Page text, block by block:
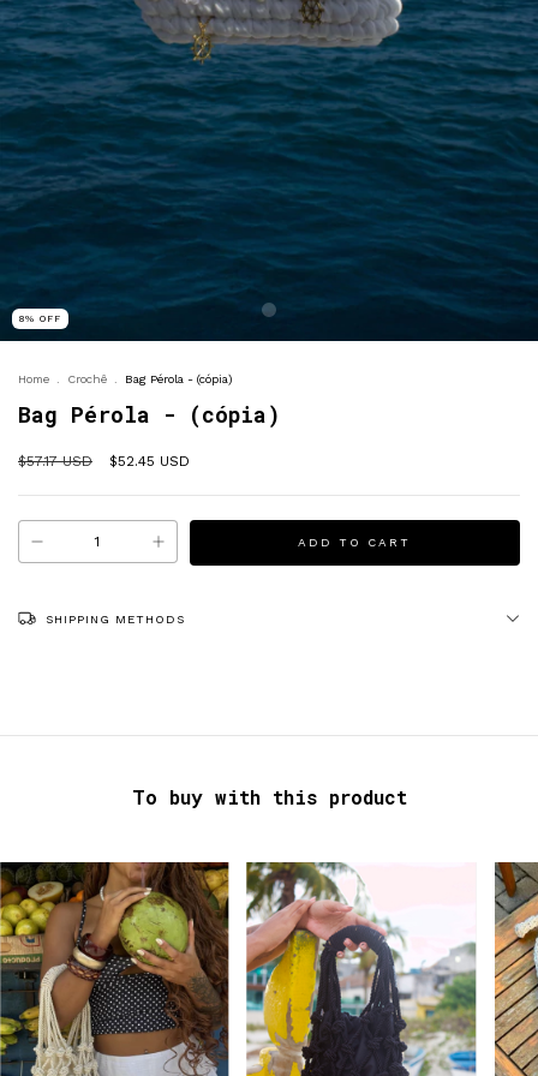
8% OFF
Home Crochê Bag Pérola - (cópia)
Bag Pérola - (cópia)
$57.17 USD $52.45 USD
SHIPPING METHODS
To buy with this product